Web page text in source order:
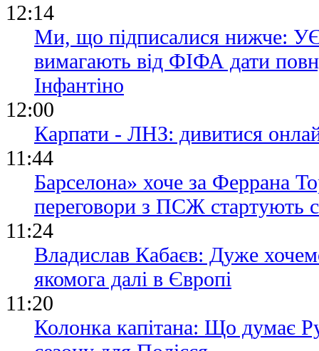
12:14
Ми, що підписалися
вимагають від ФІФА дати
Інфантіно
12:00
Карпати - ЛНЗ: дивитися
11:44
Барселона» хоче за Феррана
переговори з ПСЖ стартують
11:24
Владислав Кабаєв: Дуже
якомога далі в Європі
11:20
Колонка капітана: Що думає